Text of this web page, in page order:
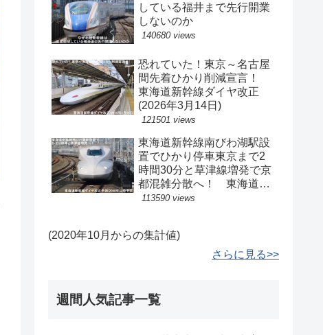
している福井まで先行開業
しないのか
140680 views
恐れていた！東京～名古屋
間先着ひかり削減宣言！
東海道新幹線ダイヤ改正
(2026年3月14日)
121501 views
東海道新幹線南びわ湖駅設
置でひかり停車東京まで2
時間30分と草津線増発で京
都混雑分散へ！ 東海道新
幹線ダイヤ改正予測(2040
113590 views
(2020年10月からの集計値)
さらに見る>>
週間人気記事一覧